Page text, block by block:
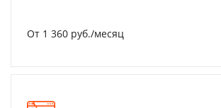
От 1 360 руб./месяц